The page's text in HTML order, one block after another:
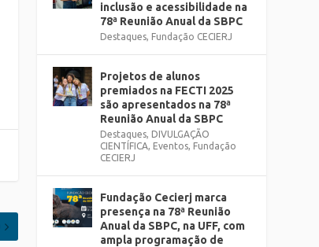
inclusão e acessibilidade na
78ª Reunião Anual da SBPC
Destaques, Fundação CECIERJ
Projetos de alunos
premiados na FECTI 2025
são apresentados na 78ª
Reunião Anual da SBPC
Destaques, DIVULGAÇÃO
CIENTÍFICA, Eventos, Fundação
CECIERJ
Fundação Cecierj marca
presença na 78ª Reunião
Anual da SBPC, na UFF, com
ampla programação de